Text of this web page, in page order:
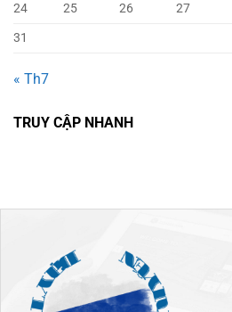
24
25 26 27
31
« Th7
TRUY CẬP NHANH